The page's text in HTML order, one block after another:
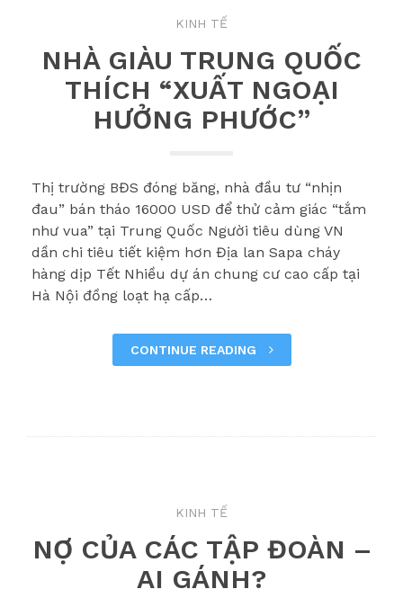
KINH TẾ
NHÀ GIÀU TRUNG QUỐC
THÍCH “XUẤT NGOẠI
HƯỞNG PHƯỚC”
Thị trường BĐS đóng băng, nhà đầu tư “nhịn
đau” bán tháo 16000 USD để thử cảm giác “tắm
như vua” tại Trung Quốc Người tiêu dùng VN
dần chi tiêu tiết kiệm hơn Địa lan Sapa cháy
hàng dịp Tết Nhiều dự án chung cư cao cấp tại
Hà Nội đồng loạt hạ cấp…
CONTINUE READING
KINH TẾ
NỢ CỦA CÁC TẬP ĐOÀN –
AI GÁNH?